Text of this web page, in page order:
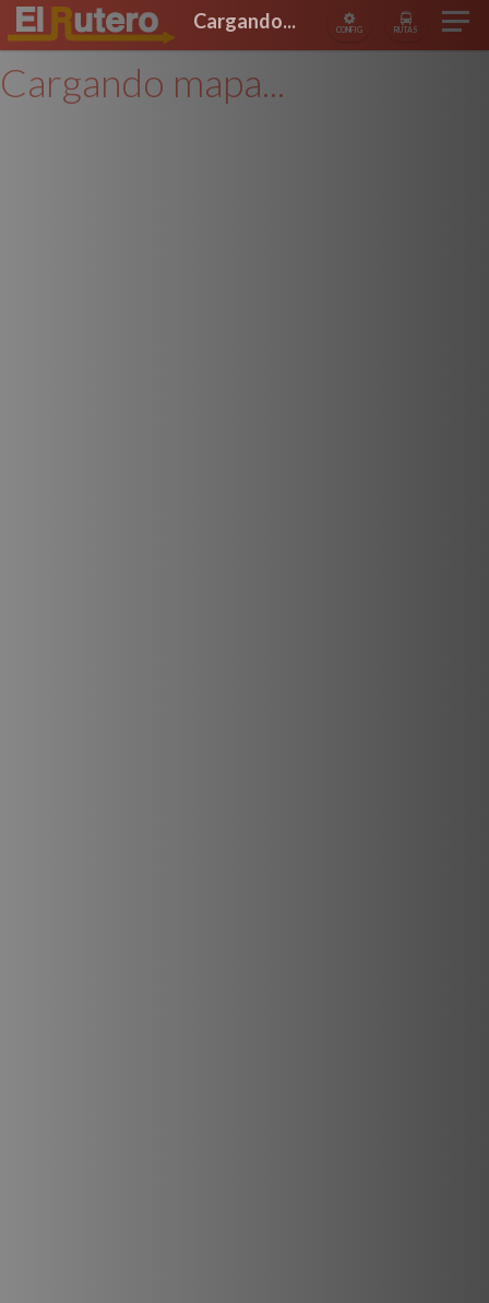
CONFIG RUTAS
Cargando...
Cargando mapa...